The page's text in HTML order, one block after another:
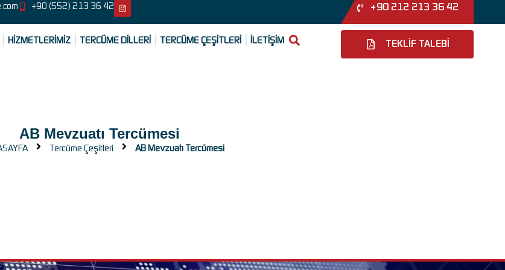
+90 (552) 213 36 42 +90 212 213 36 42
HİZMETLERİMİZ TERCÜME DİLLERİ TERCÜME ÇEŞİTLERİ İLETİŞİM TEKLİF TALEBİ
AB Mevzuatı Tercümesi
Tercüme Çeşitleri AB Mevzuatı Tercümesi